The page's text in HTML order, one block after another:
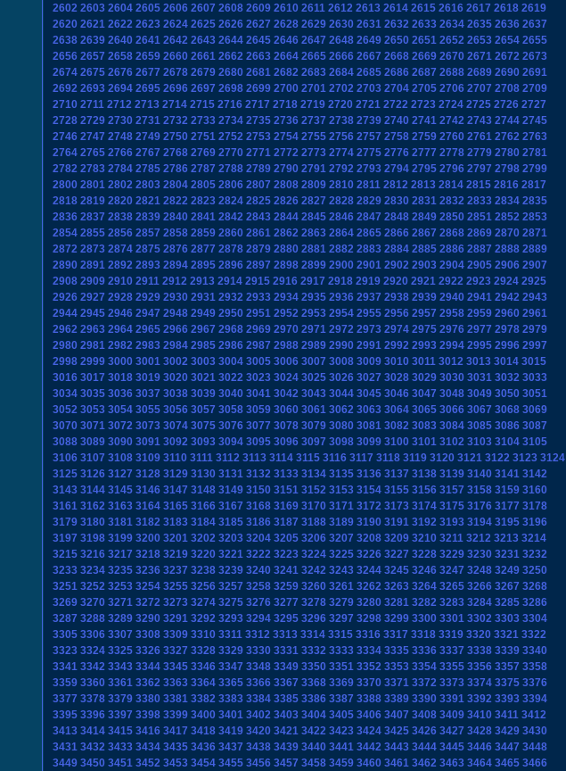
2602 2603 2604 2605 2606 2607 2608 2609 2610 2611 2612 2613 2614 2615 2616 2617 2618 2619
2620 2621 2622 2623 2624 2625 2626 2627 2628 2629 2630 2631 2632 2633 2634 2635 2636 2637
2638 2639 2640 2641 2642 2643 2644 2645 2646 2647 2648 2649 2650 2651 2652 2653 2654 2655
2656 2657 2658 2659 2660 2661 2662 2663 2664 2665 2666 2667 2668 2669 2670 2671 2672 2673
2674 2675 2676 2677 2678 2679 2680 2681 2682 2683 2684 2685 2686 2687 2688 2689 2690 2691
2692 2693 2694 2695 2696 2697 2698 2699 2700 2701 2702 2703 2704 2705 2706 2707 2708 2709
2710 2711 2712 2713 2714 2715 2716 2717 2718 2719 2720 2721 2722 2723 2724 2725 2726 2727
2728 2729 2730 2731 2732 2733 2734 2735 2736 2737 2738 2739 2740 2741 2742 2743 2744 2745
2746 2747 2748 2749 2750 2751 2752 2753 2754 2755 2756 2757 2758 2759 2760 2761 2762 2763
2764 2765 2766 2767 2768 2769 2770 2771 2772 2773 2774 2775 2776 2777 2778 2779 2780 2781
2782 2783 2784 2785 2786 2787 2788 2789 2790 2791 2792 2793 2794 2795 2796 2797 2798 2799
2800 2801 2802 2803 2804 2805 2806 2807 2808 2809 2810 2811 2812 2813 2814 2815 2816 2817
2818 2819 2820 2821 2822 2823 2824 2825 2826 2827 2828 2829 2830 2831 2832 2833 2834 2835
2836 2837 2838 2839 2840 2841 2842 2843 2844 2845 2846 2847 2848 2849 2850 2851 2852 2853
2854 2855 2856 2857 2858 2859 2860 2861 2862 2863 2864 2865 2866 2867 2868 2869 2870 2871
2872 2873 2874 2875 2876 2877 2878 2879 2880 2881 2882 2883 2884 2885 2886 2887 2888 2889
2890 2891 2892 2893 2894 2895 2896 2897 2898 2899 2900 2901 2902 2903 2904 2905 2906 2907
2908 2909 2910 2911 2912 2913 2914 2915 2916 2917 2918 2919 2920 2921 2922 2923 2924 2925
2926 2927 2928 2929 2930 2931 2932 2933 2934 2935 2936 2937 2938 2939 2940 2941 2942 2943
2944 2945 2946 2947 2948 2949 2950 2951 2952 2953 2954 2955 2956 2957 2958 2959 2960 2961
2962 2963 2964 2965 2966 2967 2968 2969 2970 2971 2972 2973 2974 2975 2976 2977 2978 2979
2980 2981 2982 2983 2984 2985 2986 2987 2988 2989 2990 2991 2992 2993 2994 2995 2996 2997
2998 2999 3000 3001 3002 3003 3004 3005 3006 3007 3008 3009 3010 3011 3012 3013 3014 3015
3016 3017 3018 3019 3020 3021 3022 3023 3024 3025 3026 3027 3028 3029 3030 3031 3032 3033
3034 3035 3036 3037 3038 3039 3040 3041 3042 3043 3044 3045 3046 3047 3048 3049 3050 3051
3052 3053 3054 3055 3056 3057 3058 3059 3060 3061 3062 3063 3064 3065 3066 3067 3068 3069
3070 3071 3072 3073 3074 3075 3076 3077 3078 3079 3080 3081 3082 3083 3084 3085 3086 3087
3088 3089 3090 3091 3092 3093 3094 3095 3096 3097 3098 3099 3100 3101 3102 3103 3104 3105
3106 3107 3108 3109 3110 3111 3112 3113 3114 3115 3116 3117 3118 3119 3120 3121 3122 3123 3124
3125 3126 3127 3128 3129 3130 3131 3132 3133 3134 3135 3136 3137 3138 3139 3140 3141 3142
3143 3144 3145 3146 3147 3148 3149 3150 3151 3152 3153 3154 3155 3156 3157 3158 3159 3160
3161 3162 3163 3164 3165 3166 3167 3168 3169 3170 3171 3172 3173 3174 3175 3176 3177 3178
3179 3180 3181 3182 3183 3184 3185 3186 3187 3188 3189 3190 3191 3192 3193 3194 3195 3196
3197 3198 3199 3200 3201 3202 3203 3204 3205 3206 3207 3208 3209 3210 3211 3212 3213 3214
3215 3216 3217 3218 3219 3220 3221 3222 3223 3224 3225 3226 3227 3228 3229 3230 3231 3232
3233 3234 3235 3236 3237 3238 3239 3240 3241 3242 3243 3244 3245 3246 3247 3248 3249 3250
3251 3252 3253 3254 3255 3256 3257 3258 3259 3260 3261 3262 3263 3264 3265 3266 3267 3268
3269 3270 3271 3272 3273 3274 3275 3276 3277 3278 3279 3280 3281 3282 3283 3284 3285 3286
3287 3288 3289 3290 3291 3292 3293 3294 3295 3296 3297 3298 3299 3300 3301 3302 3303 3304
3305 3306 3307 3308 3309 3310 3311 3312 3313 3314 3315 3316 3317 3318 3319 3320 3321 3322
3323 3324 3325 3326 3327 3328 3329 3330 3331 3332 3333 3334 3335 3336 3337 3338 3339 3340
3341 3342 3343 3344 3345 3346 3347 3348 3349 3350 3351 3352 3353 3354 3355 3356 3357 3358
3359 3360 3361 3362 3363 3364 3365 3366 3367 3368 3369 3370 3371 3372 3373 3374 3375 3376
3377 3378 3379 3380 3381 3382 3383 3384 3385 3386 3387 3388 3389 3390 3391 3392 3393 3394
3395 3396 3397 3398 3399 3400 3401 3402 3403 3404 3405 3406 3407 3408 3409 3410 3411 3412
3413 3414 3415 3416 3417 3418 3419 3420 3421 3422 3423 3424 3425 3426 3427 3428 3429 3430
3431 3432 3433 3434 3435 3436 3437 3438 3439 3440 3441 3442 3443 3444 3445 3446 3447 3448
3449 3450 3451 3452 3453 3454 3455 3456 3457 3458 3459 3460 3461 3462 3463 3464 3465 3466